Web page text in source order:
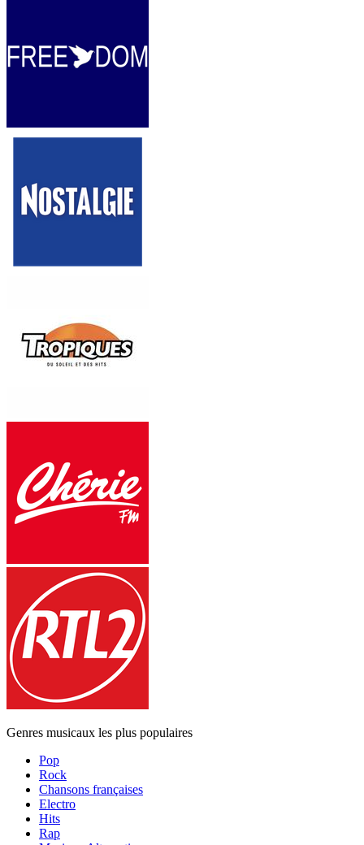
Genres musicaux les plus populaires
Pop
Rock
Chansons françaises
Electro
Hits
Rap